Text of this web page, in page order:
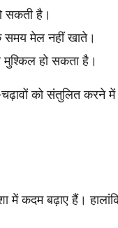
सकती है।
समय मेल नहीं खाते।
मुश्किल हो सकता है।
को संतुलित करने में
में कदम बढ़ाए हैं।